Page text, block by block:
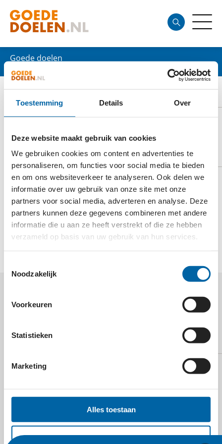
Toestemming Details Over
Deze website maakt gebruik van cookies
We gebruiken cookies om content en advertenties te
personaliseren, om functies voor social media te bieden
en om ons websiteverkeer te analyseren. Ook delen we
informatie over uw gebruik van onze site met onze
partners voor social media, adverteren en analyse. Deze
partners kunnen deze gegevens combineren met andere
informatie die u aan ze heeft verstrekt of die ze hebben
verzameld op basis van uw gebruik van hun services.
Noodzakelijk
Voorkeuren
Statistieken
Marketing
Alles toestaan
Goede doelen
ADVOCATEN VOOR MALAWI
DOELSTELLING
Advocaten voor Malawi zamelt Geld in voor goede
doelen in Malawi. We richten ons vooral op het
verbeteren van het leven van (wees)kinderen en de
onderwijsmogelijkheden.
MEER WETEN OVER
MALAWI?